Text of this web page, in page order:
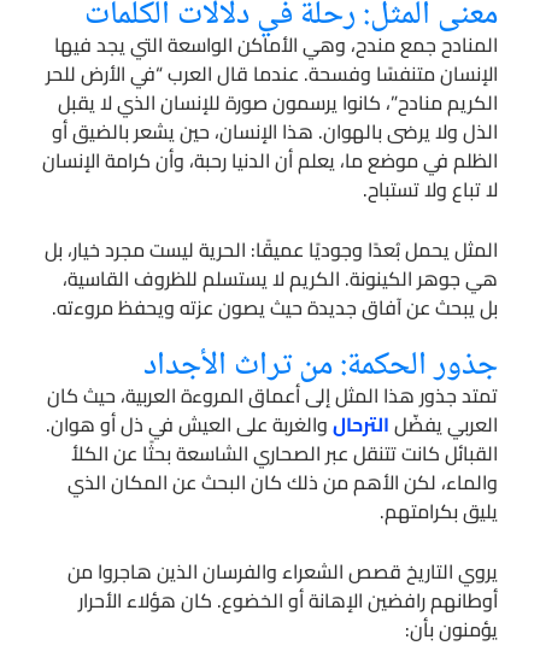
معنى المثل: رحلة في دلالات الكلمات
المنادح جمع مندح، وهي الأماكن الواسعة التي يجد فيها
الإنسان متنفسًا وفسحة. عندما قال العرب “في الأرض للحر
الكريم منادح”، كانوا يرسمون صورة للإنسان الذي لا يقبل
الذل ولا يرضى بالهوان. هذا الإنسان، حين يشعر بالضيق أو
الظلم في موضع ما، يعلم أن الدنيا رحبة، وأن كرامة الإنسان
لا تباع ولا تستباح.
المثل يحمل بُعدًا وجوديًا عميقًا: الحرية ليست مجرد خيار، بل
هي جوهر الكينونة. الكريم لا يستسلم للظروف القاسية،
بل يبحث عن آفاق جديدة حيث يصون عزته ويحفظ مروءته.
جذور الحكمة: من تراث الأجداد
تمتد جذور هذا المثل إلى أعماق المروءة العربية، حيث كان
العربي يفضّلالترحالوالغربة على العيش في ذل أو هوان.
القبائل كانت تتنقل عبر الصحاري الشاسعة بحثًا عن الكلأ
والماء، لكن الأهم من ذلك كان البحث عن المكان الذي
يليق بكرامتهم.
يروي التاريخ قصص الشعراء والفرسان الذين هاجروا من
أوطانهم رافضين الإهانة أو الخضوع. كان هؤلاء الأحرار
يؤمنون بأن: